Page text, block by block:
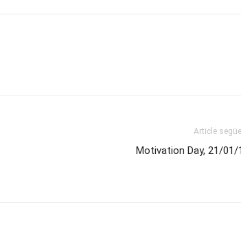
Article
Motivation Day, 21/01/